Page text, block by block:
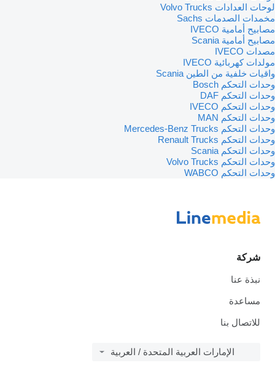
لوحات العدادات Volvo Trucks
مخمدات الصدمات Sachs
مصابيح أمامية IVECO
مصابيح أمامية Scania
مصدات IVECO
مولدات كهربائية IVECO
واقيات خلفية من الطين Scania
وحدات التحكم Bosch
وحدات التحكم DAF
وحدات التحكم IVECO
وحدات التحكم MAN
وحدات التحكم Mercedes-Benz Trucks
وحدات التحكم Renault Trucks
وحدات التحكم Scania
وحدات التحكم Volvo Trucks
وحدات التحكم WABCO
شركة
نبذة عنا
مساعدة
للاتصال بنا
الإمارات العربية المتحدة / العربية